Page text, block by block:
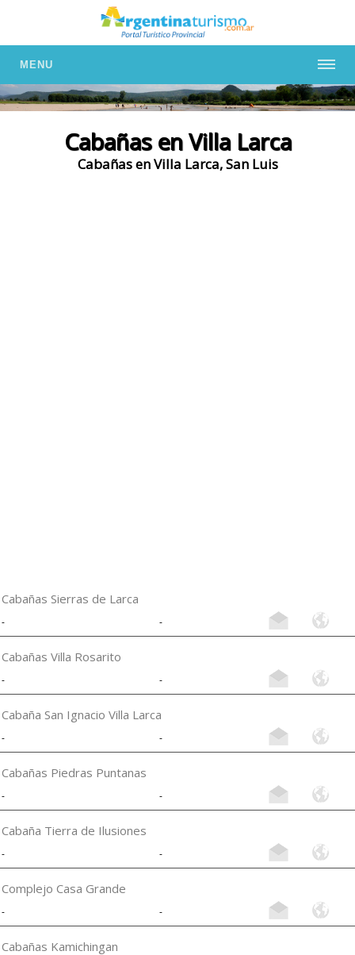
MENU
Cabañas en Villa Larca
Cabañas en Villa Larca, San Luis
Cabañas Sierras de Larca
- -
Cabañas Villa Rosarito
- -
Cabaña San Ignacio Villa Larca
- -
Cabañas Piedras Puntanas
- -
Cabaña Tierra de Ilusiones
- -
Complejo Casa Grande
- -
Cabañas Kamichingan